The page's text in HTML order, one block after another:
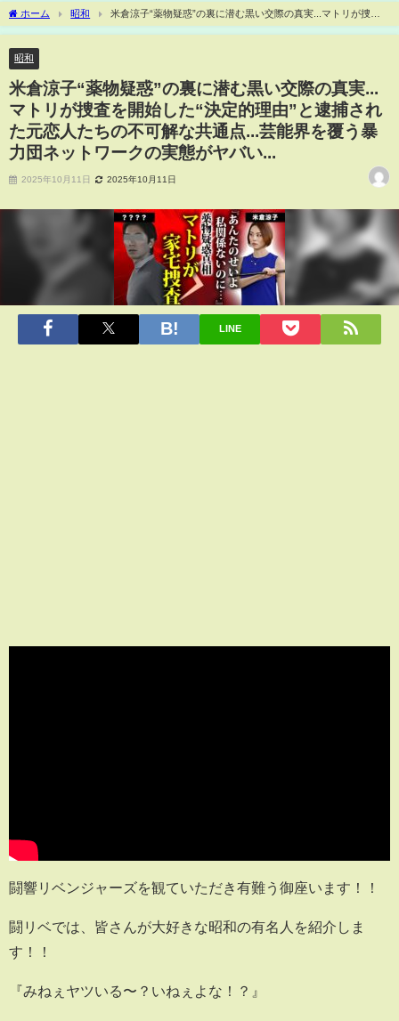
ホーム 昭和
米倉涼子“薬物疑惑”の裏に潜む黒い交際の真実...マトリが捜査
を開始した“決定的理由”と逮捕された元恋人たちの不可解な共通点...芸能界を覆う暴力
昭和
米倉涼子“薬物疑惑”の裏に潜む黒い交際の真実...
マトリが捜査を開始した“決定的理由”と逮捕され
た元恋人たちの不可解な共通点...芸能界を覆う暴
力団ネットワークの実態がヤバい...
2025年10月11日 2025年10月11日
LINE
闘響リベンジャーズを観ていただき有難う御座います！！
闘リベでは、皆さんが大好きな昭和の有名人を紹介しま
す！！
『みねぇヤツいる〜？いねぇよな！？』